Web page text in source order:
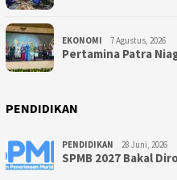
EKONOMI 7 Agustus, 2026
Pertamina Patra
PENDIDIKAN
PENDIDIKAN 28 Juni, 2026
SPMB 2027 Bakal